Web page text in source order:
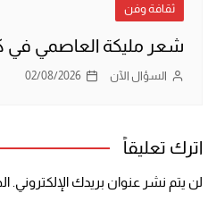
ثقافة وفن
شعر مليكة العاصمي في
السؤال الآن 02/08/2026
اترك تعليقاً
لن يتم نشر عنوان بريدك الإلكتروني.